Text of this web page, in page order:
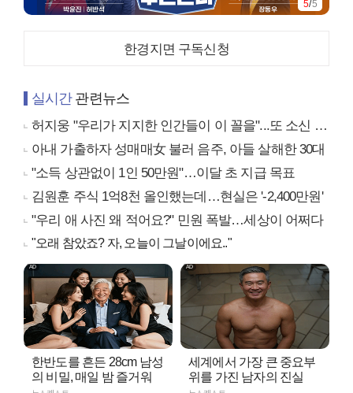
1/5
한경지면 구독신청
실시간관련뉴스
허지웅 "우리가 지지한 인간들이 이 꼴을"...또 소신 발언
아내 가출하자 성매매女 불러 음주, 아들 살해한 30대
"소득 상관없이 1인 50만원"…이달 초 지급 목표
김원훈 주식 1억8천 올인했는데…현실은 '-2,400만원'
"우리 애 사진 왜 적어요?" 민원 폭발…세상이 어쩌다
"오래 참았죠? 자, 오늘이 그날이에요.."
한반도를 흔든 28cm 남성
의 비밀, 매일 밤 즐거워
세계에서 가장 큰 중요부
위를 가진 남자의 진실